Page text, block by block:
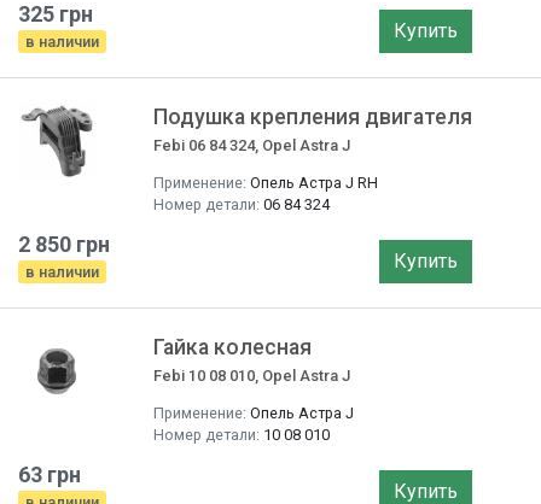
325 грн
в наличии Купить
Подушка крепления двигателя
Febi 06 84 324, Opel Astra J
Применение: Опель Астра J RH
Номер детали: 06 84 324
2 850 грн
в наличии Купить
Гайка колесная
Febi 10 08 010, Opel Astra J
Применение: Опель Астра J
Номер детали: 10 08 010
63 грн
Купить